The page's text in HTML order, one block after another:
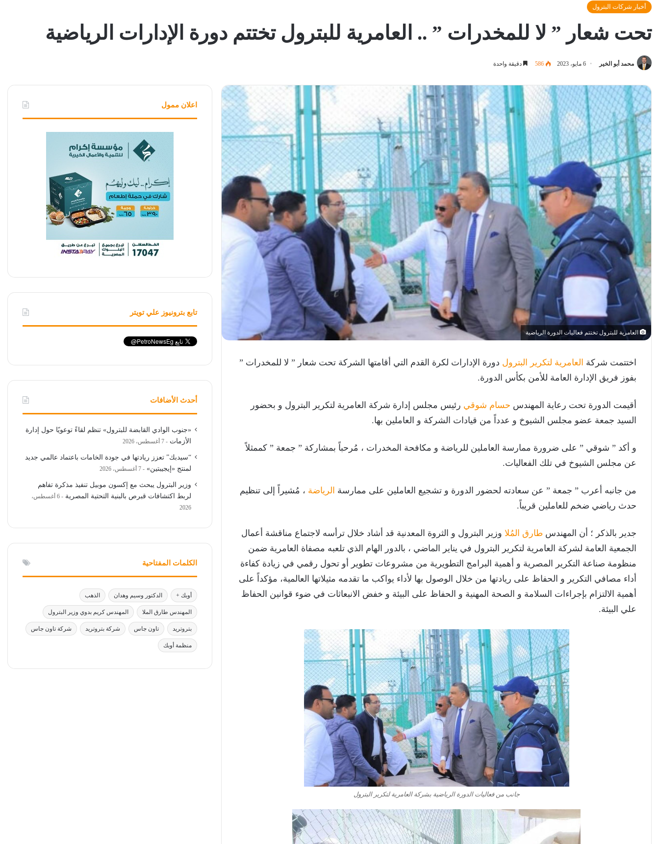
أخبار شركات البترول
تحت شعار ” لا للمخدرات ” .. العامرية للبترول تختتم دورة الإدارات الرياضية
محمد أبو الخير 6 مايو، 2023 586 دقيقة واحدة
العامرية للبترول تختتم فعاليات الدورة الرياضية
اختتمت شركة العامرية لتكرير البترول دورة الإدارات لكرة القدم التي أقامتها الشركة تحت شعار ” لا للمخدرات ”
بفوز فريق الإدارة العامة للأمن بكأس الدورة.
أقيمت الدورة تحت رعاية المهندس حسام شوقي رئيس مجلس إدارة شركة العامرية لتكرير البترول و بحضور
السيد جمعة عضو مجلس الشيوخ و عدداً من قيادات الشركة و العاملين بها.
و أكد ” شوقي ” على ضرورة ممارسة العاملين للرياضة و مكافحة المخدرات ، مُرحباً بمشاركة ” جمعة ” كممثلاً
عن مجلس الشيوخ في تلك الفعاليات.
من جانبه أعرب ” جمعة ” عن سعادته لحضور الدورة و تشجيع العاملين على ممارسة الرياضة ، مُشيراً إلى تنظيم
حدث رياضي ضخم للعاملين قريباً.
جدير بالذكر ؛ أن المهندس طارق المُلا وزير البترول و الثروة المعدنية قد أشاد خلال ترأسه لاجتماع مناقشة أعمال
الجمعية العامة لشركة العامرية لتكرير البترول في يناير الماضي ، بالدور الهام الذي تلعبه مصفاة العامرية ضمن
منظومة صناعة التكرير المصرية و أهمية البرامج التطويرية من مشروعات تطوير أو تحول رقمي في زيادة كفاءة
أداء مصافي التكرير و الحفاظ على ريادتها من خلال الوصول بها لأداء يواكب ما تقدمه مثيلاتها العالمية، مؤكداً على
أهمية الالتزام بإجراءات السلامة و الصحة المهنية و الحفاظ على البيئة و خفض الانبعاثات في ضوء قوانين الحفاظ
علي البيئة.
جانب من فعاليات الدورة الرياضية بشركة العامرية لتكرير البترول
اعلان ممول
تابع بترونيوز علي تويتر
أحدث الأضافات
«جنوب الوادي القابضة للبترول» تنظم لقاءً توعويًا حول إدارة
الأزمات
7 أغسطس، 2026
“سيدبك” تعزز ريادتها في جودة الخامات باعتماد عالمي جديد
لمنتج «إيجيبتين»
7 أغسطس، 2026
وزير البترول يبحث مع إكسون موبيل تنفيذ مذكرة تفاهم
لربط اكتشافات قبرص بالبنية التحتية المصرية
6 أغسطس،
2026
الكلمات المفتاحية
أوبك + الدكتور وسيم وهدان الذهب
المهندس طارق الملا المهندس كريم بدوي وزير البترول
بتروتريد تاون جاس شركة بتروتريد شركة تاون جاس
منظمة أوبك